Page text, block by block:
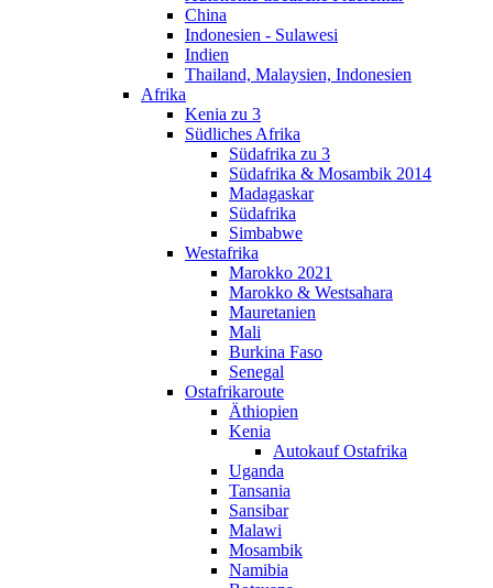
China
Indonesien - Sulawesi
Indien
Thailand, Malaysien, Indonesien
Afrika
Kenia zu 3
Südliches Afrika
Südafrika zu 3
Südafrika & Mosambik 2014
Madagaskar
Südafrika
Simbabwe
Westafrika
Marokko 2021
Marokko & Westsahara
Mauretanien
Mali
Burkina Faso
Senegal
Ostafrikaroute
Äthiopien
Kenia
Autokauf Ostafrika
Uganda
Tansania
Sansibar
Malawi
Mosambik
Namibia